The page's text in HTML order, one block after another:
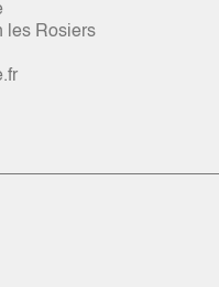
les Rosiers